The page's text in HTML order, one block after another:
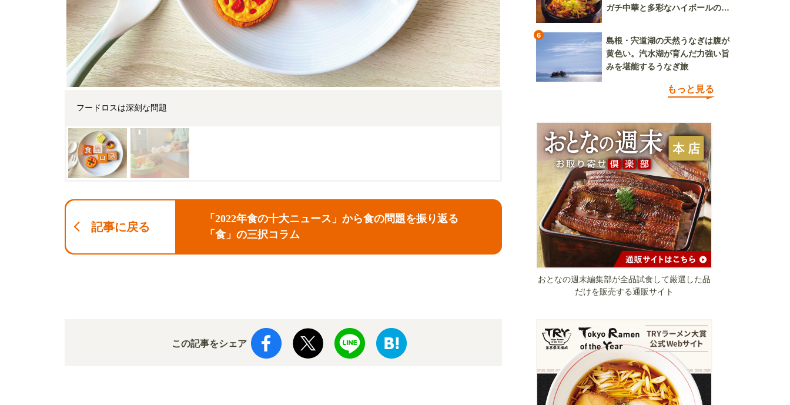
フードロスは深刻な問題
記事に戻る
「2022年食の十大ニュース」から食の問題を振り返る
「食」の三択コラム
この記事をシェア
ガチ中華と多彩なハイボールの組
6
島根・宍道湖の天然うなぎは腹が
黄色い。汽水湖が育んだ力強い旨
みを堪能するうなぎ旅
もっと見る
おとなの週末編集部が全品試食して厳選した品
だけを販売する通販サイト